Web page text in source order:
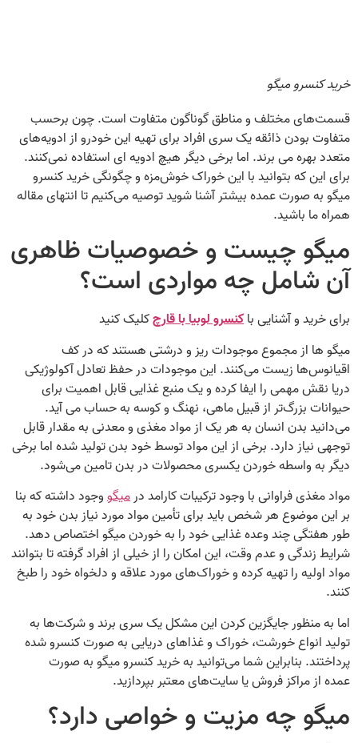
خرید کنسرو میگو
قسمت‌های مختلف و مناطق گوناگون متفاوت است. چون برحسب
متفاوت بودن ذائقه یک سری افراد برای تهیه این خودرو از ادویه‌های
متعدد بهره می برند. اما برخی دیگر هیچ ادویه ای استفاده نمی‌کنند.
برای این‌ که بتوانید با این خوراک خوش‌مزه و چگونگی خرید کنسرو
میگو به‌ صورت عمده بیشتر آشنا شوید توصیه می‌کنیم تا انتهای مقاله
همراه ما باشید.
میگو چیست و خصوصیات ظاهری
آن شامل چه مواردی است؟
برای خرید و آشنایی باکنسرو لوبیا با قارچکلیک کنید
میگو ها از مجموع موجودات ریز و درشتی هستند که در کف
اقیانوس‌ها زیست می‌کنند. این موجودات در حفظ تعادل آکولوژیکی
دریا نقش مهمی را ایفا کرده و یک منبع غذایی قابل اهمیت برای
حیوانات بزرگ‌تر از قبیل ماهی‌، نهنگ و کوسه به حساب می آید.
می‌دانید بدن انسان به هر یک از مواد مغذی و معدنی به مقدار قابل‌
توجهی نیاز دارد. برخی از این مواد توسط خود بدن تولید شده اما برخی
دیگر به واسطه خوردن یکسری محصولات در بدن تامین می‌شود.
مواد مغذی فراوانی با وجود ترکیبات کارامد درمیگووجود داشته که بنا
بر این موضوع هر شخص باید برای تأمین مواد مورد نیاز بدن خود به‌
طور هفتگی چند وعده غذایی خود را به خوردن میگو اختصاص دهد.
شرایط زندگی و عدم وقت، این امکان را از خیلی از افراد گرفته تا بتوانند
مواد اولیه را تهیه کرده و خوراک‌های مورد علاقه و دلخواه خود را طبخ
کنند.
اما به‌ منظور جایگزین کردن این مشکل یک سری برند و شرکت‌ها به
تولید انواع خورشت، خوراک و غذاهای دریایی به‌ صورت کنسرو شده
پرداختند. بنابراین شما می‌توانید به خرید کنسرو میگو به‌ صورت
عمده از مراکز فروش یا سایت‌های معتبر بپردازید.
میگو چه مزیت و خواصی دارد؟